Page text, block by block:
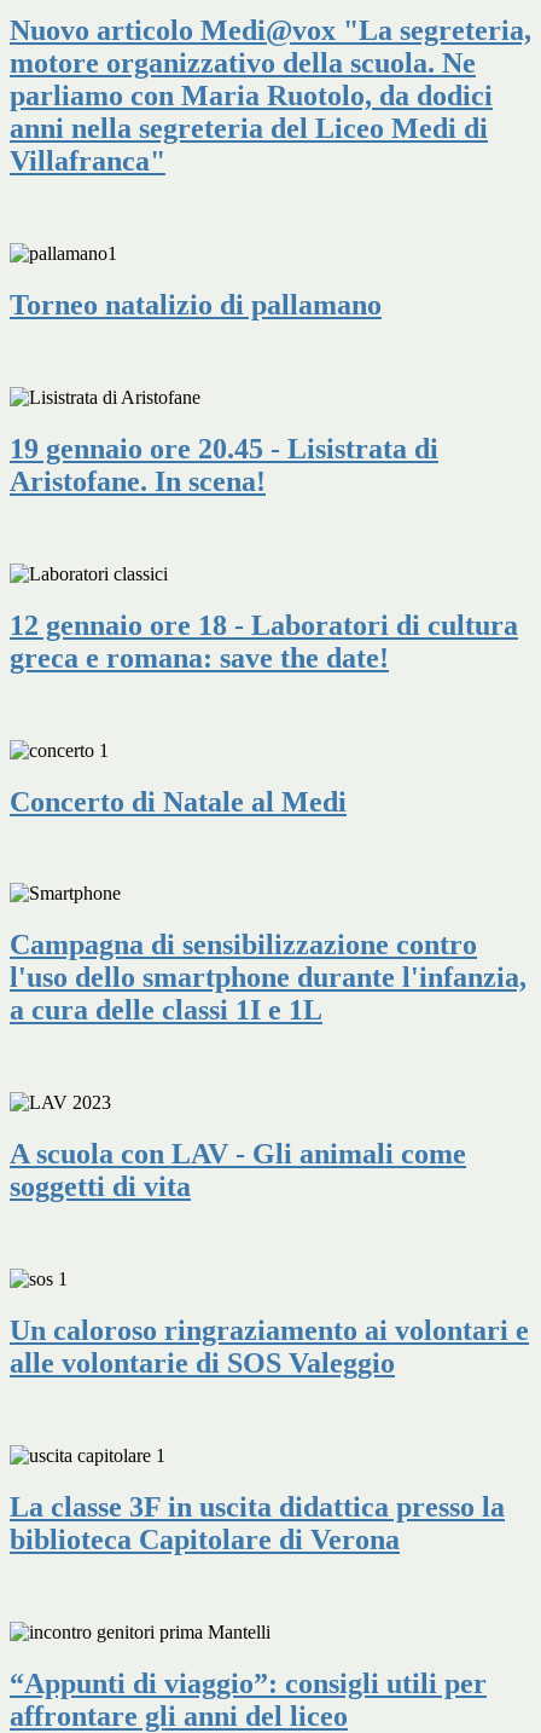
Nuovo articolo Medi@vox "La segreteria,
motore organizzativo della scuola. Ne
parliamo con Maria Ruotolo, da dodici
anni nella segreteria del Liceo Medi di
Villafranca"
Torneo natalizio di pallamano
19 gennaio ore 20.45 - Lisistrata di
Aristofane. In scena!
12 gennaio ore 18 - Laboratori di cultura
greca e romana: save the date!
Concerto di Natale al Medi
Campagna di sensibilizzazione contro
l'uso dello smartphone durante l'infanzia,
a cura delle classi 1I e 1L
A scuola con LAV - Gli animali come
soggetti di vita
Un caloroso ringraziamento ai volontari e
alle volontarie di SOS Valeggio
La classe 3F in uscita didattica presso la
biblioteca Capitolare di Verona
“Appunti di viaggio”: consigli utili per
affrontare gli anni del liceo